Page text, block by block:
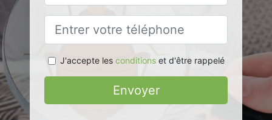
J'accepte les conditionset d'être rappelé
Envoyer